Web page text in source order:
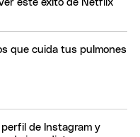
este éxito de Netflix
que cuida tus pulmones
de Instagram y